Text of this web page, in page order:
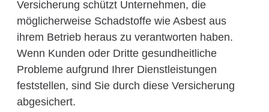
Versicherung schützt Unternehmen, die
möglicherweise Schadstoffe wie Asbest aus
ihrem Betrieb heraus zu verantworten haben.
Wenn Kunden oder Dritte gesundheitliche
Probleme aufgrund Ihrer Dienstleistungen
feststellen, sind Sie durch diese Versicherung
abgesichert.